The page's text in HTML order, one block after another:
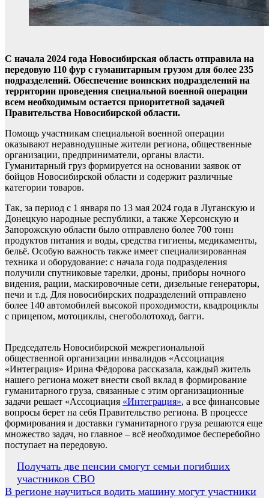
С начала 2024 года Новосибирская область отправила на
передовую 110 фур с гуманитарным грузом для более 235
подразделений. Обеспечение воинских подразделений на
территории проведения специальной военной операции
всем необходимым остается приоритетной задачей
Правительства Новосибирской области.
Помощь участникам специальной военной операции
оказывают неравнодушные жители региона, общественные
организации, предприниматели, органы власти.
Гуманитарный груз формируется на основании заявок от
бойцов Новосибирской области и содержит различные
категории товаров.
Так, за период с 1 января по 13 мая 2024 года в Луганскую и
Донецкую народные республики, а также Херсонскую и
Запорожскую области было отправлено более 700 тонн
продуктов питания и воды, средства гигиены, медикаменты,
бельё. Особую важность также имеет специализированная
техника и оборудование: с начала года подразделения
получили спутниковые тарелки, дроны, приборы ночного
видения, рации, маскировочные сети, дизельные генераторы,
печи и т.д. Для новосибирских подразделений отправлено
более 140 автомобилей высокой проходимости, квадроциклы
с прицепом, мотоциклы, снегоболотоход, багги.
Председатель Новосибирской межрегиональной
общественной организации инвалидов «Ассоциация
«Интеграция» Ирина Фёдорова рассказала, каждый житель
нашего региона может внести свой вклад в формирование
гуманитарного груза, связанные с этим организационные
задачи решает «Ассоциация «Интеграция», а все финансовые
вопросы берет на себя Правительство региона. В процессе
формирования и доставки гуманитарного груза решаются еще
множество задач, но главное – всё необходимое бесперебойно
поступает на передовую.
Навигация
по
Получать две пенсии смогут семьи погибших
участников СВО
В регионе научиться водить машину могут участники